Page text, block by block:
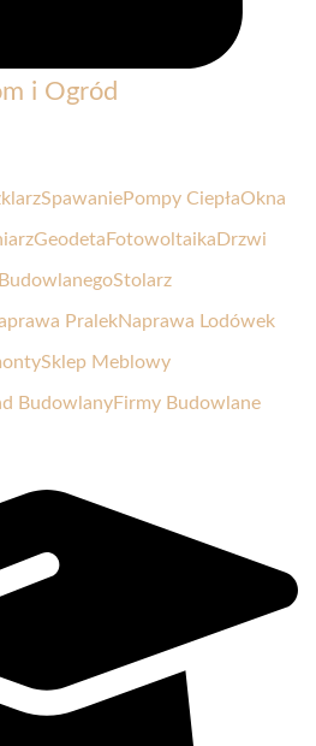
i Ogród
SpawaniePompy CiepłaOkna
GeodetaFotowoltaikaDrzwi
Stolarz
PralekNaprawa Lodówek
Sklep Meblowy
BudowlanyFirmy Budowlane